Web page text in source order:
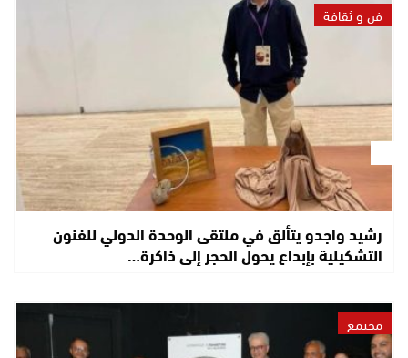
فن و ثقافة
رشيد واجدو يتألق في ملتقى الوحدة الدولي للفنون
التشكيلية بإبداع يحول الحجر إلى ذاكرة…
مجتمع